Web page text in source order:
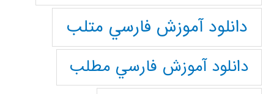
دانلود آموزش فارسي متلب
دانلود آموزش فارسي مطلب